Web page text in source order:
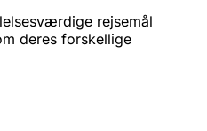
rejsemål
deres forskellige